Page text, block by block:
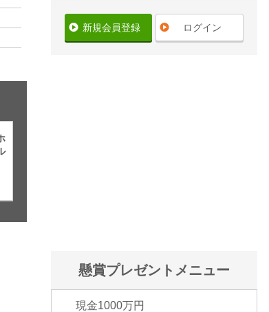
新規会員登録 ログイン
懸賞プレゼントメニュー
現金1000万円